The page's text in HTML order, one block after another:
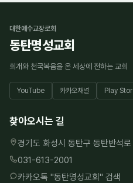
대한예수교장로회
동탄명성교회
회개와 천국복음을 온 세상에 전하는 교회
YouTube 카카오채널 Play
찾아오시는 길
경기도 화성시 동탄구 동탄반석
031-613-2001
카카오톡 "동탄명성교회" 검색